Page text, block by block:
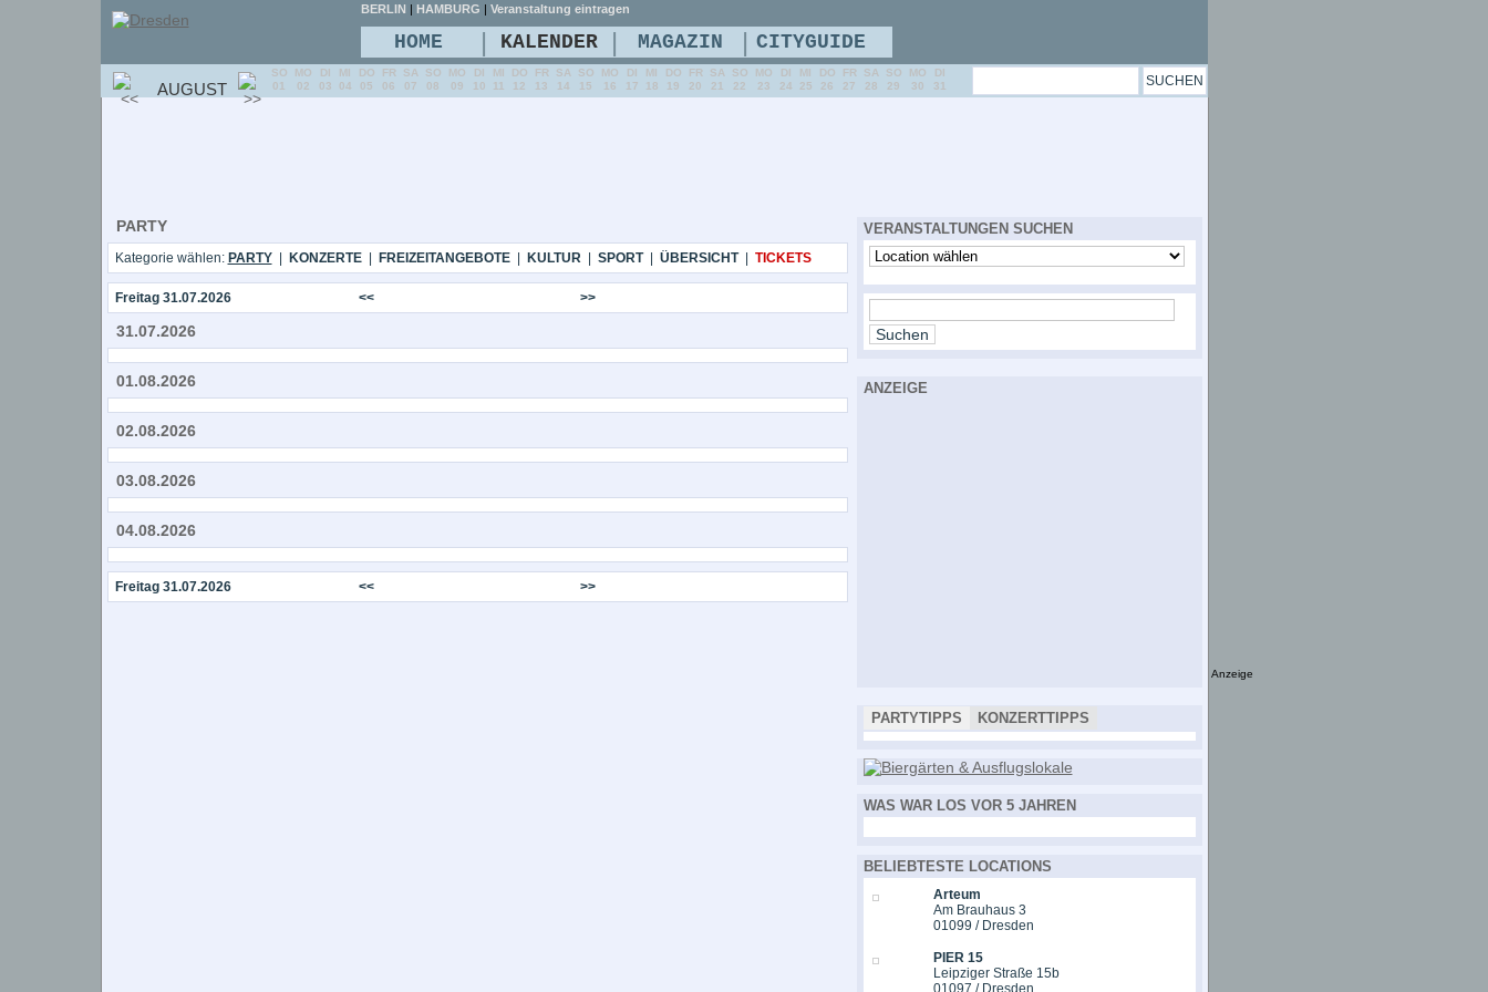
PARTY
Kategorie wählen: PARTY| KONZERTE| FREIZEITANGEBOTE| KULTUR| SPORT| ÜBERSICHT| TICKETS
Freitag 31.07.2026 << >>
31.07.2026
01.08.2026
02.08.2026
03.08.2026
04.08.2026
Freitag 31.07.2026 << >>
VERANSTALTUNGEN SUCHEN
ANZEIGE
PARTYTIPPS KONZERTTIPPS
WAS WAR LOS VOR 5 JAHREN
BELIEBTESTE LOCATIONS
Arteum
Am Brauhaus 3
01099 / Dresden
PIER 15
Leipziger Straße 15b
01097 / Dresden
BERLIN | HAMBURG | Veranstaltung eintragen
HOME | KALENDER | MAGAZIN | CITYGUIDE
AUGUST
SO
01
MO
02
DI
03
MI
04
DO
05
FR
06
SA
07
SO
08
MO
09
DI
10
MI
11
DO
12
FR
13
SA
14
SO
15
MO
16
DI
17
MI
18
DO
19
FR
20
SA
21
SO
22
MO
23
DI
24
MI
25
DO
26
FR
27
SA
28
SO
29
MO
30
DI
31
Anzeige